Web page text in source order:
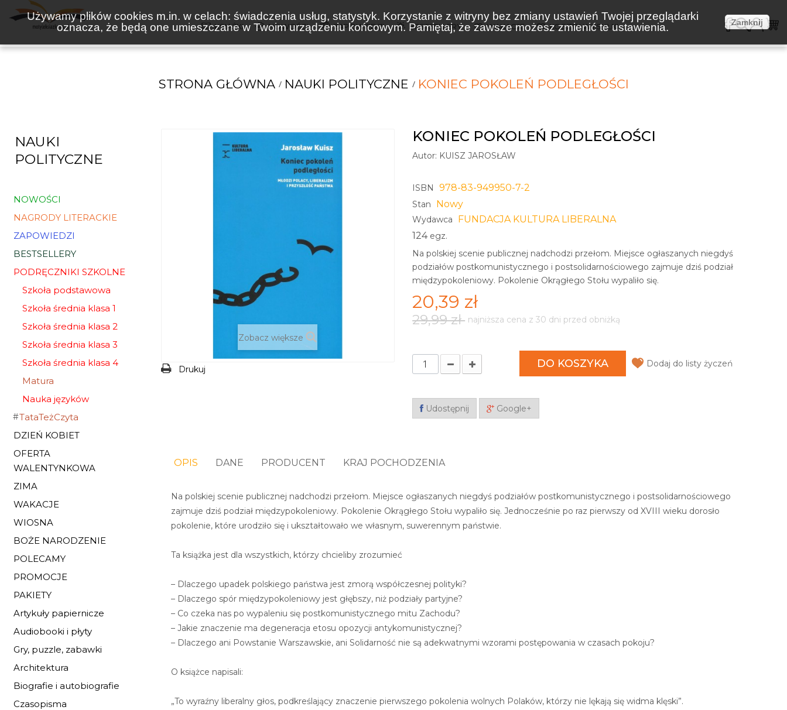
Używamy plików cookies m.in. w celach: świadczenia usług, statystyk. Korzystanie z witryny bez zmiany ustawień Twojej przeglądarki
oznacza, że będą one umieszczane w Twoim urządzeniu końcowym. Pamiętaj, że zawsze możesz zmienić te ustawienia.
Zamknij
KSIĄŻKI NOWOŚCI ZAPOWIEDZI BESTSELLERY WAKACJE KOSZTY WYSYŁKI
STRONA GŁÓWNA NAUKI POLITYCZNE KONIEC POKOLEŃ PODLEGŁOŚCI
NAUKI
POLITYCZNE
NOWOŚCI
NAGRODY LITERACKIE
ZAPOWIEDZI
BESTSELLERY
PODRĘCZNIKI SZKOLNE
Szkoła podstawowa
Szkoła średnia klasa 1
Szkoła średnia klasa 2
Szkoła średnia klasa 3
Szkoła średnia klasa 4
Matura
Nauka języków
TataTeżCzyta
DZIEŃ KOBIET
OFERTA
WALENTYNKOWA
ZIMA
WAKACJE
WIOSNA
BOŻE NARODZENIE
POLECAMY
PROMOCJE
PAKIETY
Artykuły papiernicze
Audiobooki i płyty
Gry, puzzle, zabawki
Architektura
Biografie i autobiografie
Czasopisma
Zobacz większe
Drukuj
KONIEC POKOLEŃ PODLEGŁOŚCI
Autor: KUISZ JAROSŁAW
ISBN 978-83-949950-7-2
Stan Nowy
Wydawca
FUNDACJA KULTURA LIBERALNA
124 egz.
Na polskiej scenie publicznej nadchodzi przełom. Miejsce ogłaszanych niegdyś
podziałów postkomunistycznego i postsolidarnościowego zajmuje dziś podział
międzypokoleniowy. Pokolenie Okrągłego Stołu wypaliło się.
20,39 zł
29,99 zł najniższa cena z 30 dni przed obniżką
DO KOSZYKA Dodaj do listy życzeń
Udostępnij Google+
OPIS DANE PRODUCENT KRAJ POCHODZENIA
Na polskiej scenie publicznej nadchodzi przełom. Miejsce ogłaszanych niegdyś podziałów postkomunistycznego i postsolidarnościowego
zajmuje dziś podział międzypokoleniowy. Pokolenie Okrągłego Stołu wypaliło się. Jednocześnie po raz pierwszy od XVIII wieku dorosło
pokolenie, które urodziło się i ukształtowało we własnym, suwerennym państwie.
Ta książka jest dla wszystkich, którzy chcieliby zrozumieć
– Dlaczego upadek polskiego państwa jest zmorą współczesnej polityki?
– Dlaczego spór międzypokoleniowy jest głębszy, niż podziały partyjne?
– Co czeka nas po wypaleniu się postkomunistycznego mitu Zachodu?
– Jakie znaczenie ma degeneracja etosu opozycji antykomunistycznej?
– Dlaczego ani Powstanie Warszawskie, ani Solidarność nie są adekwatnymi wzorami postępowania w czasach pokoju?
O książce napisali:
„To wyraźny liberalny głos, podkreślający znaczenie pierwszego pokolenia wolnych Polaków, którzy nie lękają się widma klęski”.